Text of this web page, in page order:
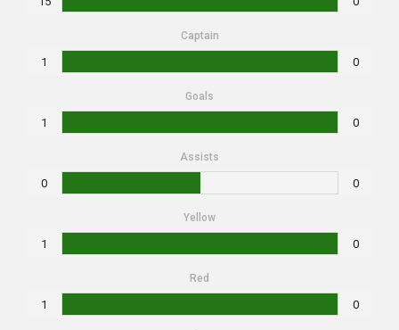
Captain
1 0
Goals
1 0
Assists
0 0
Yellow
1 0
Red
1 0